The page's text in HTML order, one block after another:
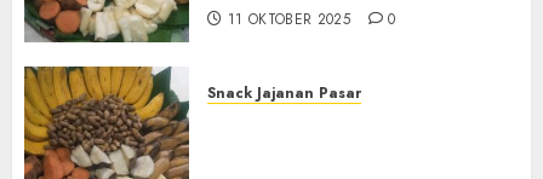
11 OKTOBER 2025 0
Snack Jajanan Pasar